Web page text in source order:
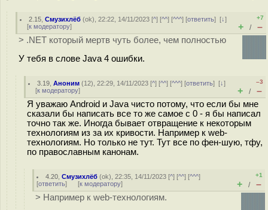
2.15 ,Смузихлёб (ok), 22:22, 14/11/2023 [^] [^^] [^^^] [ответить][↓]
[к модератору]
+7
+ / –
> .NET который мертв чуть более, чем полностью
У тебя в слове Java 4 ошибки.
3.19 ,Аноним (12), 22:29, 14/11/2023 [^] [^^] [^^^] [ответить][↓]
[к модератору]
–3
+ / –
Я уважаю Android и Java чисто потому, что если бы мне
сказали бы написать все то же самое с 0 - я бы написал
точно так же. Иногда бывает отвращение к некоторым
технологиям из за их кривости. Например к web-
технологиям. Но только не тут. Тут все по фен-шую, тфу,
по православным канонам.
4.20 ,Смузихлёб (ok), 22:35, 14/11/2023 [^] [^^] [^^^]
[ответить] [к модератору]
+1
+ / –
> Например к web-технологиям.